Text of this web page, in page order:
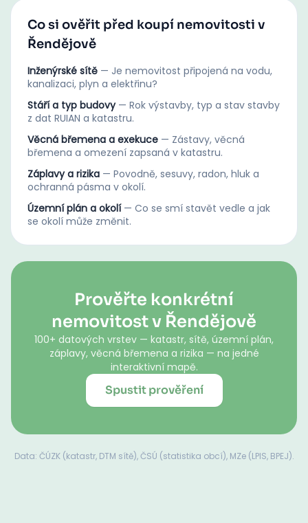
Co si ověřit před koupí nemovitosti v
Řendějově
Inženýrské sítě — Je nemovitost připojená na vodu,
kanalizaci, plyn a elektřinu?
Stáří a typ budovy — Rok výstavby, typ a stav stavby
z dat RUIAN a katastru.
Věcná břemena a exekuce — Zástavy, věcná
břemena a omezení zapsaná v katastru.
Záplavy a rizika — Povodně, sesuvy, radon, hluk a
ochranná pásma v okolí.
Územní plán a okolí — Co se smí stavět vedle a jak
se okolí může změnit.
Prověřte konkrétní
nemovitost v Řendějově
100+ datových vrstev — katastr, sítě, územní plán,
záplavy, věcná břemena a rizika — na jedné
interaktivní mapě.
Spustit prověření
Data: ČÚZK (katastr, DTM sítě), ČSÚ (statistika obcí), MZe (LPIS, BPEJ).